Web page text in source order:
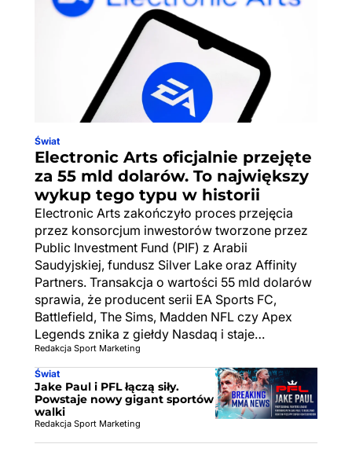
Świat
Electronic Arts oficjalnie przejęte
za 55 mld dolarów. To największy
wykup tego typu w historii
Electronic Arts zakończyło proces przejęcia
przez konsorcjum inwestorów tworzone przez
Public Investment Fund (PIF) z Arabii
Saudyjskiej, fundusz Silver Lake oraz Affinity
Partners. Transakcja o wartości 55 mld dolarów
sprawia, że producent serii EA Sports FC,
Battlefield, The Sims, Madden NFL czy Apex
Legends znika z giełdy Nasdaq i staje…
Redakcja Sport Marketing
Świat
Jake Paul i PFL łączą siły.
Powstaje nowy gigant sportów
walki
Redakcja Sport Marketing